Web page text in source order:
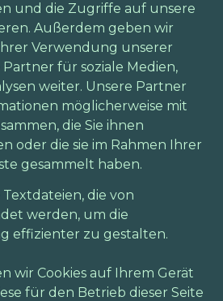
und die Zugriffe auf unsere
Außerdem geben wir
Verwendung unserer
für soziale Medien,
weiter. Unsere Partner
möglicherweise mit
die Sie ihnen
oder die sie im Rahmen Ihrer
gesammelt haben.
Textdateien, die von
werden, um die
effizienter zu gestalten.
wir Cookies auf Ihrem Gerät
für den Betrieb dieser Seite